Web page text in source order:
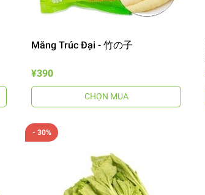
Măng Trúc Đại - 竹の子
¥390
CHỌN MUA
- 30%